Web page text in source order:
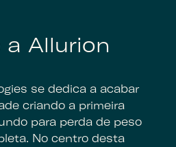
a Allurion
se dedica a acabar
criando a primeira
para perda de peso
No centro desta